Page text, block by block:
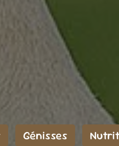
Génisses